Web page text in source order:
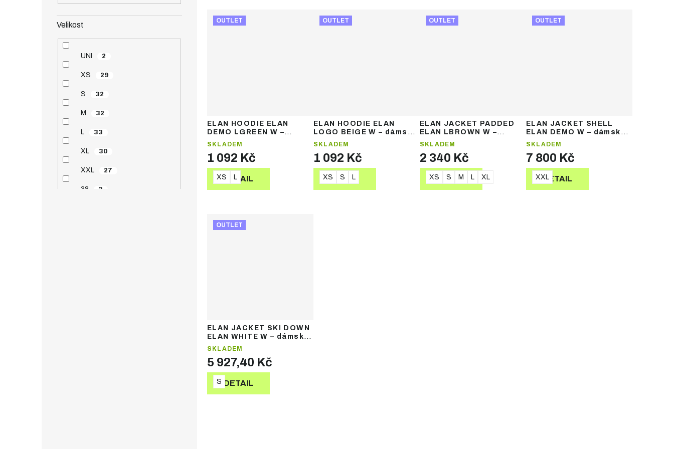
Velikost
UNI 2
XS 29
S 32
M 32
L 33
XL 30
XXL 27
38 3
OUTLET
ELAN HOODIE ELAN
DEMO LGREEN W –
dámská mikina s kapucí
SKLADEM
1 092 Kč
DETAIL
XS L
OUTLET
ELAN HOODIE ELAN
LOGO BEIGE W – dámská
mikina s kapucí
SKLADEM
1 092 Kč
DETAIL
XS S L
OUTLET
ELAN JACKET PADDED
ELAN LBROWN W –
dámská zateplená bunda
SKLADEM
2 340 Kč
DETAIL
XS S M L XL
OUTLET
ELAN JACKET SHELL
ELAN DEMO W – dámská
lyžařská shell bunda
SKLADEM
7 800 Kč
DETAIL
XXL
OUTLET
ELAN JACKET SKI DOWN
ELAN WHITE W – dámská
péřová lyžařská bunda
SKLADEM
5 927,40 Kč
DETAIL
S